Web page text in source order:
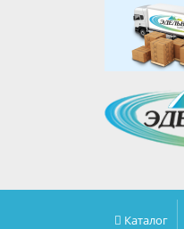
Каталог